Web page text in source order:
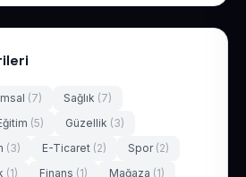
(7) Sağlık (7)
(5) Güzellik (3)
(3) E-Ticaret (2) Spor (2)
(1) Finans (1) Mağaza (1)